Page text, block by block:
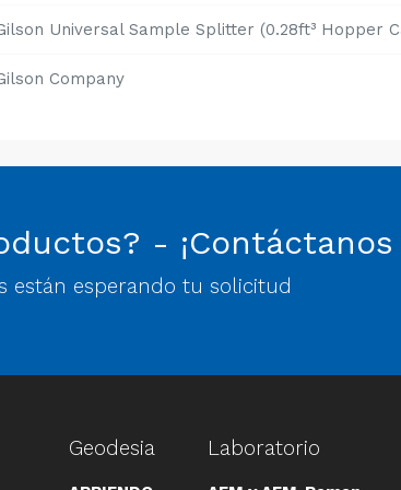
Universal Sample Splitter (0.28ft³ Hopper
Company
- ¡Contáctanos
están esperando tu solicitud
Geodesia Laboratorio